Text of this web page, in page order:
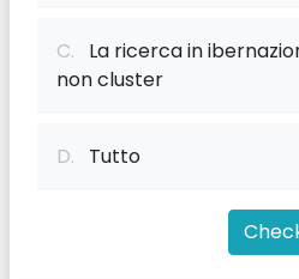
C. La ricerca in
non cluster
D. Tutto